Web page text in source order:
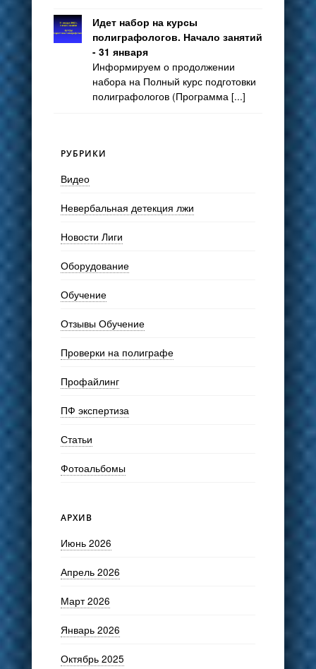
Идет набор на курсы
полиграфологов. Начало занятий
- 31 января
Информируем о продолжении
набора на Полный курс подготовки
полиграфологов (Программа [...]
РУБРИКИ
Видео
Невербальная детекция лжи
Новости Лиги
Оборудование
Обучение
Отзывы Обучение
Проверки на полиграфе
Профайлинг
ПФ экспертиза
Статьи
Фотоальбомы
АРХИВ
Июнь 2026
Апрель 2026
Март 2026
Январь 2026
Октябрь 2025